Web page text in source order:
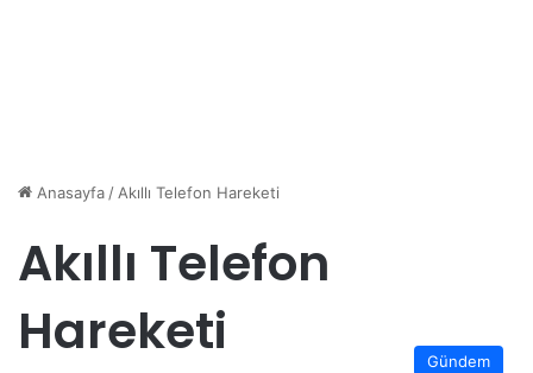
Anasayfa/Akıllı Telefon Hareketi
Akıllı Telefon
Hareketi
Gündem